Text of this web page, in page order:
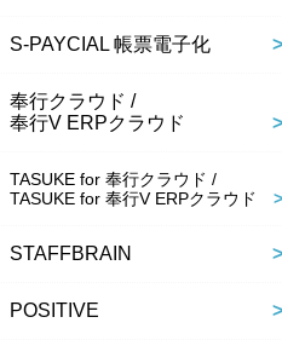
S-PAYCIAL 帳票電子化
奉行クラウド /
奉行V ERPクラウド
TASUKE for 奉行クラウド /
TASUKE for 奉行V ERPクラウド
STAFFBRAIN
POSITIVE